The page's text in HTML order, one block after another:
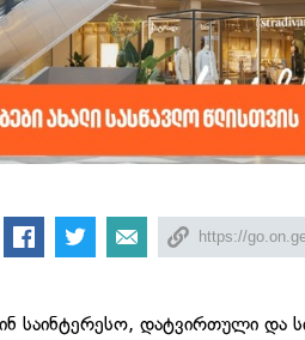
საინტერესო, დატვირთული და